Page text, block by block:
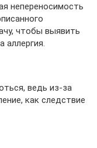
непереносимость
чтобы выявить
аллергия.
ведь из-за
как следствие